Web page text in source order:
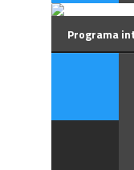
Programa